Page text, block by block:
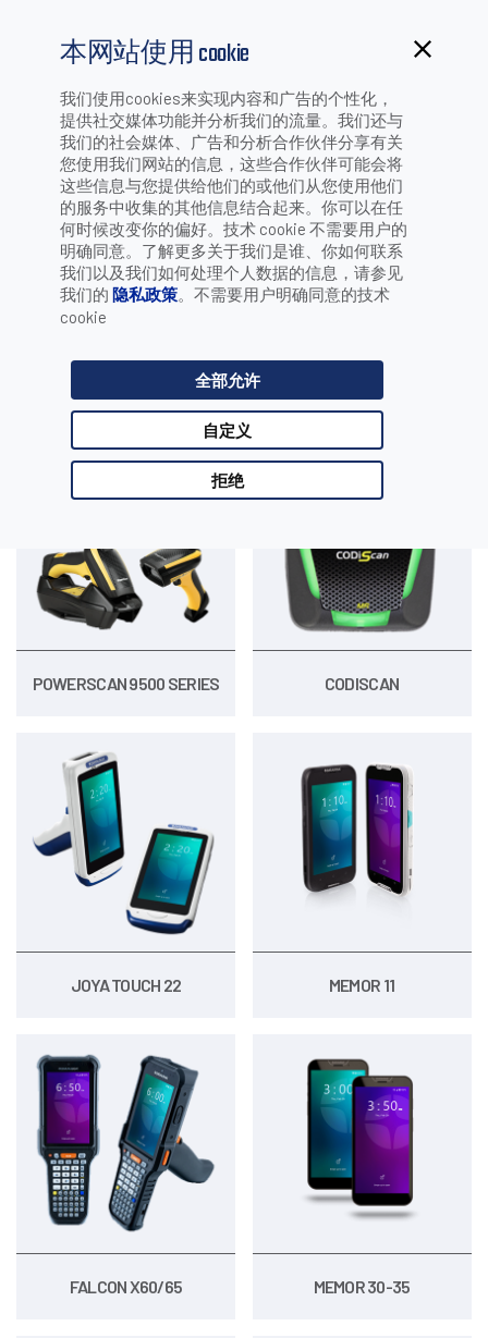
本网站使用 cookie
我们使用cookies来实现内容和广告的个性化，
提供社交媒体功能并分析我们的流量。我们还与
我们的社会媒体、广告和分析合作伙伴分享有关
您使用我们网站的信息，这些合作伙伴可能会将
这些信息与您提供给他们的或他们从您使用他们
的服务中收集的其他信息结合起来。你可以在任
何时候改变你的偏好。技术 cookie 不需要用户的
明确同意。了解更多关于我们是谁、你如何联系
我们以及我们如何处理个人数据的信息，请参见
我们的 隐私政策。不需要用户明确同意的技术
cookie
全部允许
自定义
拒绝
货架补货
货架库存量低或缺货会导致收入损失和服务评价下降。
零售商应持续对货架进行补货，以确保为销售产品做好准
备。DATALOGIC得利捷移动数据终端和手持式阅读器直观、
符合人体工学，零售工作人员使用这些产品，可保证全天高
效作业。
推荐产品
POWERSCAN 9500 SERIES CODISCAN
JOYA TOUCH 22 MEMOR 11
FALCON X60/65 MEMOR 30-35